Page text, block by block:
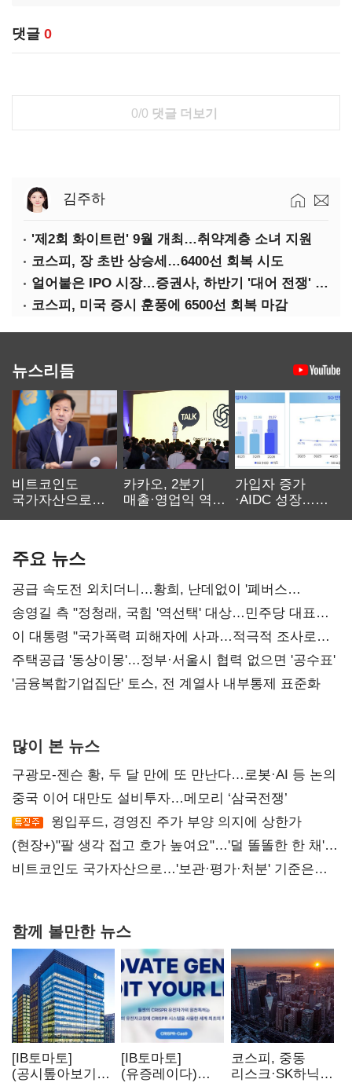
댓글 0
0/0 댓글 더보기
김주하
'제2회 화이트런' 9월 개최…취약계층 소녀 지원
코스피, 장 초반 상승세…6400선 회복 시도
얼어붙은 IPO 시장…증권사, 하반기 '대어 전쟁' 기대
코스피, 미국 증시 훈풍에 6500선 회복 마감
뉴스리듬
비트코인도
국가자산으로…'
카카오, 2분기
매출·영업익 역대
가입자 증가
·AIDC 성장…
주요 뉴스
공급 속도전 외치더니…황희, 난데없이 '폐버스
리모델링' 제안
송영길 측 "정청래, 국힘 '역선택' 대상…민주당 대표로
총선 지휘 못해"
이 대통령 "국가폭력 피해자에 사과…적극적 조사로
진실 밝혀야"
주택공급 '동상이몽'…정부·서울시 협력 없으면 '공수표'
'금융복합기업집단' 토스, 전 계열사 내부통제 표준화
많이 본 뉴스
구광모-젠슨 황, 두 달 만에 또 만난다…로봇·AI 등 논의
중국 이어 대만도 설비투자…메모리 ‘삼국전쟁’
윙입푸드, 경영진 주가 부양 의지에 상한가
(현장+)"팔 생각 접고 호가 높여요"…'덜 똘똘한 한 채'
20억 키맞추기
비트코인도 국가자산으로…'보관·평가·처분' 기준은
함께 볼만한 뉴스
[IB토마토]
(공시톺아보기)
[IB토마토]
(유증레이다)
코스피, 중동
리스크·SK하닉